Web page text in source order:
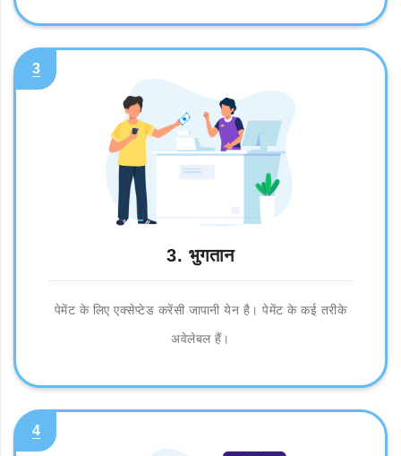
3
3. भुगतान
पेमेंट के लिए एक्सेप्टेड करेंसी जापानी येन है। पेमेंट के कई तरीके
अवेलेबल हैं।
4